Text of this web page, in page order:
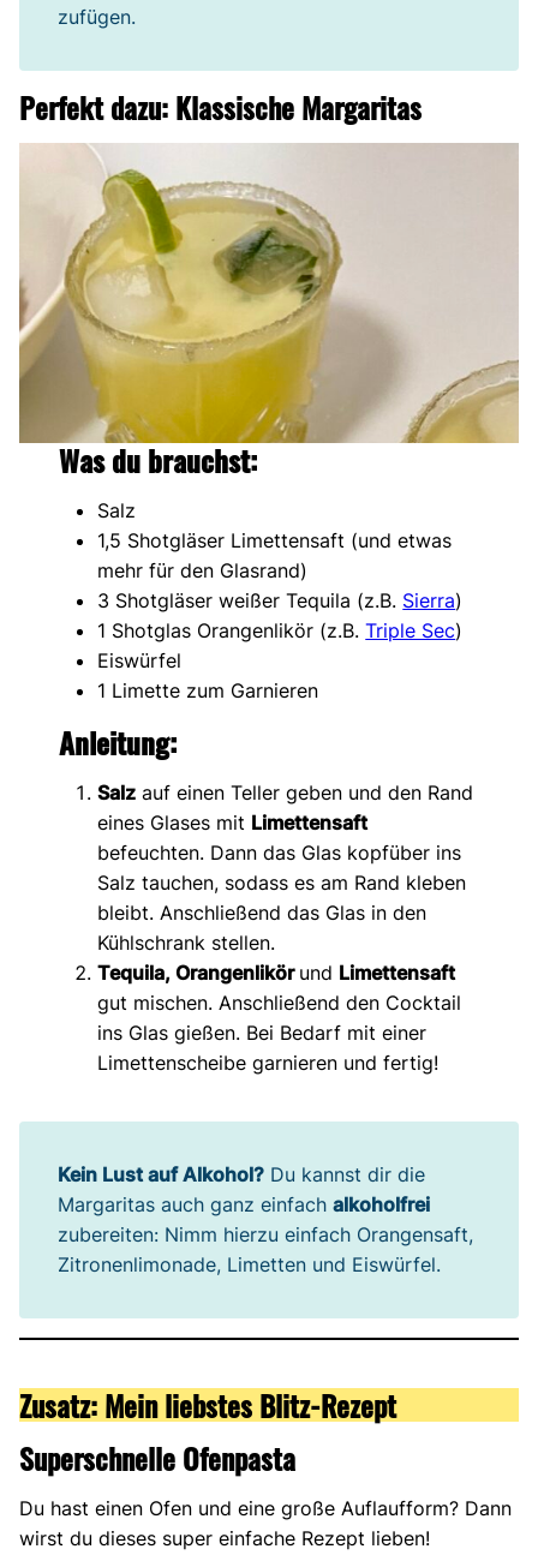
zufügen.
Perfekt dazu: Klassische Margaritas
Was du brauchst:
Salz
1,5 Shotgläser Limettensaft (und etwas
mehr für den Glasrand)
3 Shotgläser weißer Tequila (z.B. Sierra)
1 Shotglas Orangenlikör (z.B.Triple Sec)
Eiswürfel
1 Limette zum Garnieren
Anleitung:
Salz auf einen Teller geben und den Rand
eines Glases mit Limettensaft
befeuchten. Dann das Glas kopfüber ins
Salz tauchen, sodass es am Rand kleben
bleibt. Anschließend das Glas in den
Kühlschrank stellen.
Tequila, Orangenlikör und Limettensaft
gut mischen. Anschließend den Cocktail
ins Glas gießen. Bei Bedarf mit einer
Limettenscheibe garnieren und fertig!
Kein Lust auf Alkohol? Du kannst dir die
Margaritas auch ganz einfach alkoholfrei
zubereiten: Nimm hierzu einfach Orangensaft,
Zitronenlimonade, Limetten und Eiswürfel.
Zusatz: Mein liebstes Blitz-Rezept
Superschnelle Ofenpasta
Du hast einen Ofen und eine große Auflaufform? Dann
wirst du dieses super einfache Rezept lieben!